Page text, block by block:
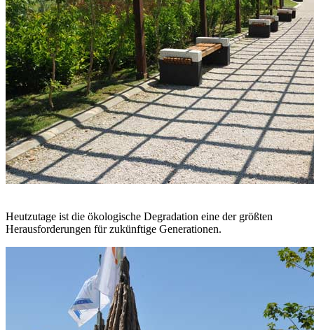
Heutzutage ist die ökologische Degradation eine der größten
Herausforderungen für zukünftige Generationen.